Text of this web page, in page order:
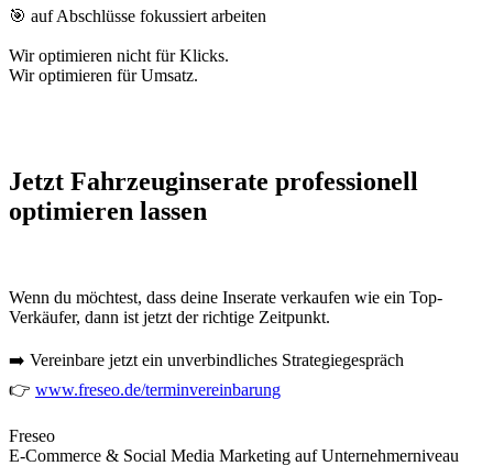
🎯 auf Abschlüsse fokussiert arbeiten
Wir optimieren nicht für Klicks.
Wir optimieren für Umsatz.
Jetzt Fahrzeuginserate professionell
optimieren lassen
Wenn du möchtest, dass deine Inserate verkaufen wie ein Top-
Verkäufer, dann ist jetzt der richtige Zeitpunkt.
➡️ Vereinbare jetzt ein unverbindliches Strategiegespräch
👉 www.freseo.de/terminvereinbarung
Freseo
E-Commerce & Social Media Marketing auf Unternehmerniveau